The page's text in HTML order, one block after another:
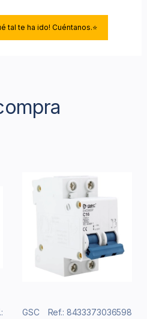
tal te ha ido! Cuéntanos.⭐
GSC Ref.: 8433373036598